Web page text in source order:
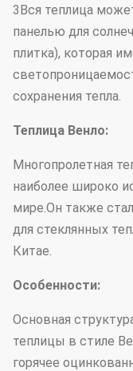
3Вся теплица
панелью для
плитка), которая
сохранения тепла.
Теплица Венло:
Многопролетная
наиболее широко
мире.Он также
для стеклянных
Китае.
Особенности:
Основная
теплицы в стиле
горячее